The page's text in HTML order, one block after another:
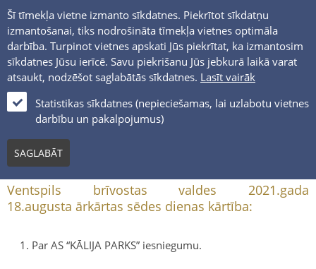
Šī tīmekļa vietne izmanto sīkdatnes. Piekrītot sīkdatņu
izmantošanai, tiks nodrošināta tīmekļa vietnes optimāla
darbība. Turpinot vietnes apskati Jūs piekrītat, ka izmantosim
sīkdatnes Jūsu ierīcē. Savu piekrišanu Jūs jebkurā laikā varat
atsaukt, nodzēšot saglabātās sīkdatnes. Lasīt vairāk
Statistikas sīkdatnes (nepieciešamas, lai uzlabotu vietnes
darbību un pakalpojumus)
SAGLABĀT
2021.GADA 18.AUGUSTS
Ventspils brīvostas valdes 2021.gada
18.augusta ārkārtas sēdes dienas kārtība:
Par AS “KĀLIJA PARKS” iesniegumu.